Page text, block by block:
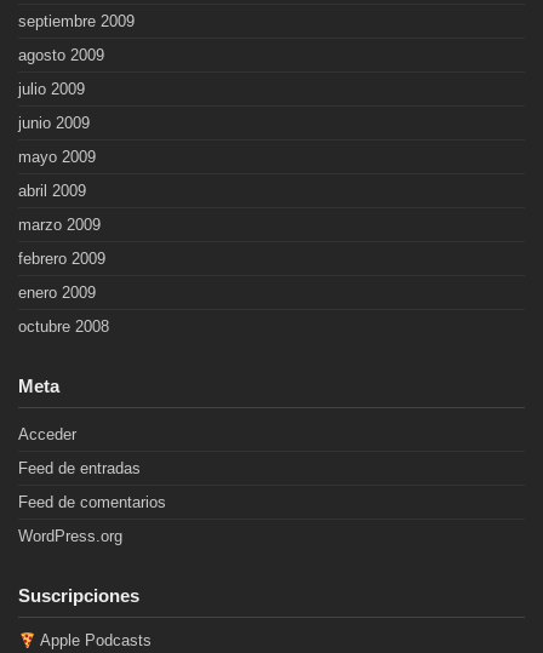
septiembre 2009
agosto 2009
julio 2009
junio 2009
mayo 2009
abril 2009
marzo 2009
febrero 2009
enero 2009
octubre 2008
Meta
Acceder
Feed de entradas
Feed de comentarios
WordPress.org
Suscripciones
Apple Podcasts